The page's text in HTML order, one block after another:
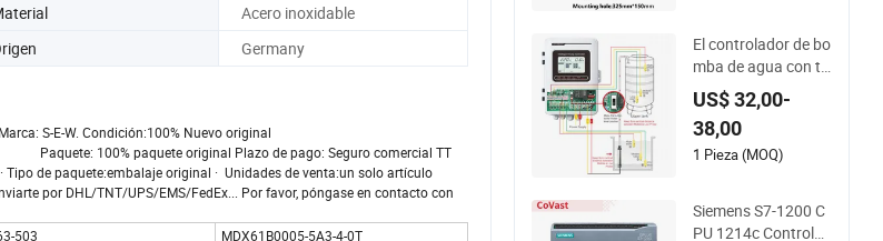
Acero inoxidable
Germany
W. Condición:100% Nuevo original
original Plazo de pago: Seguro comercial TT
paquete:embalaje original · Unidades de venta:un solo artículo
por DHL/TNT/UPS/EMS/FedEx... Por favor, póngase en contacto con
503
MDX61B0005-5A3-4-0T
El controlador de bo
mba de agua con te
mporizador de capa
citor incorporado se
utiliza para el riego
de tierras agrícolas
US$ 32,00-
38,00
1 Pieza (MOQ)
Siemens S7-1200 C
PU 1214c Controlad